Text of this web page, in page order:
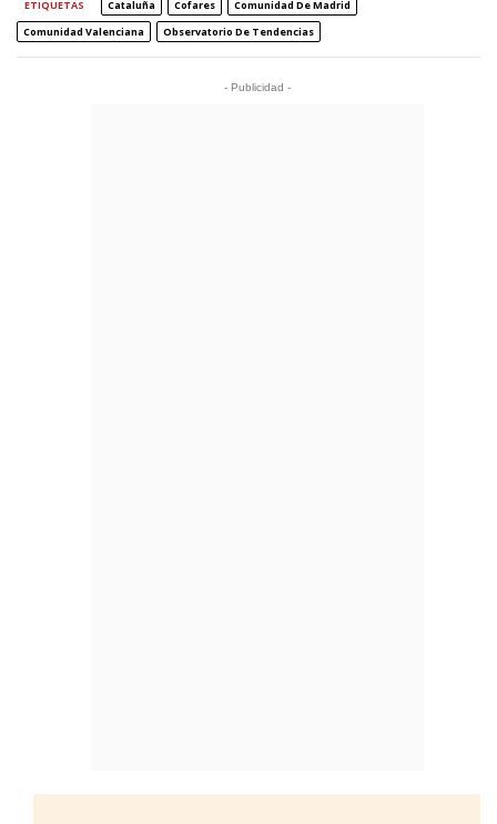
ETIQUETAS Cataluña Cofares
Comunidad De Madrid
Comunidad Valenciana
Observatorio De Tendencias
- Publicidad -